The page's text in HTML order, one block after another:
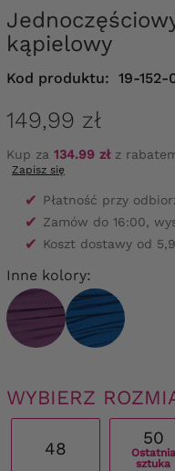
Jednoczęściowy czarny strój
kąpielowy
Kod produktu: 19-152-
149,99 zł
Kup za 134.99 złz
Zapisz się
✔ Płatność przy
✔ Zamów do 16:00,
✔ Koszt dostawy od
Inne kolory:
WYBIERZ
48
50
Ostatnia
sztuka